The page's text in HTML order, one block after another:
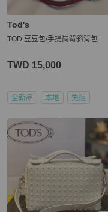
Tod's
TOD 豆豆包/手提肩背斜背包
TWD 15,000
全新品 本地 免運